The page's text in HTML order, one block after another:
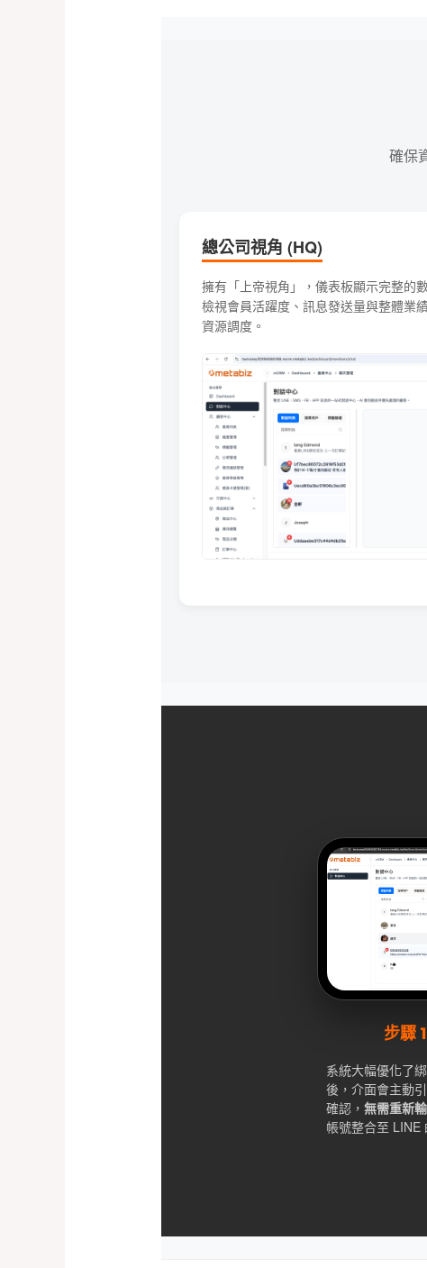
確保
總公司視角 (HQ)
擁有「上帝視角」，儀表板顯示完整的
檢視會員活躍度、訊息發送量與整體業
資源調度。
步驟
系統大幅優化了
後，介面會主動
確認， 無需重新
帳號整合至 LINE